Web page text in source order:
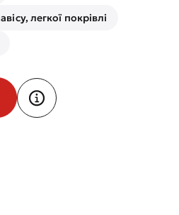
легкої покрівлі